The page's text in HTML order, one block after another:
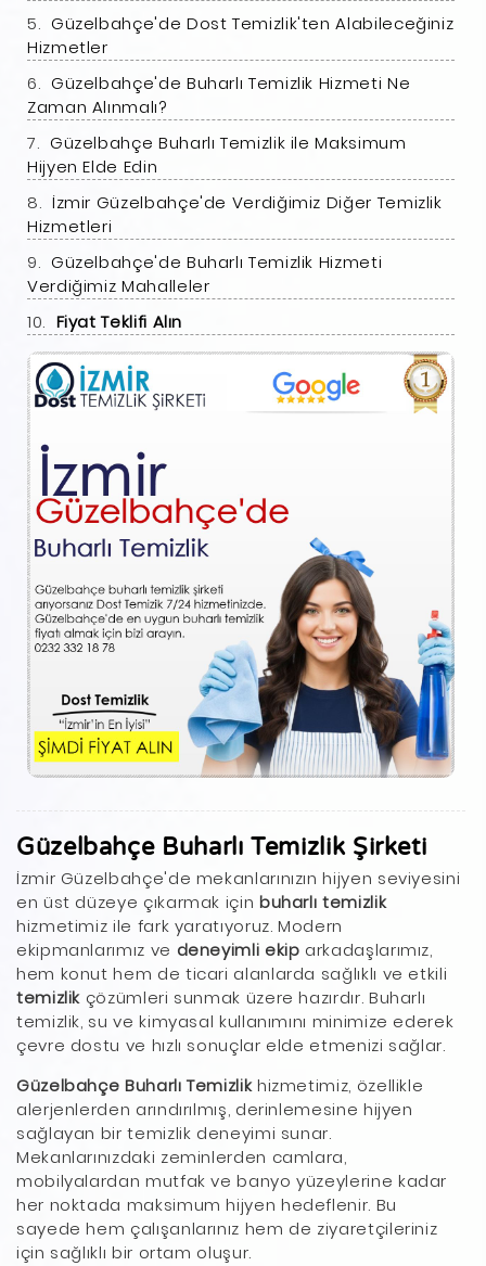
Güzelbahçe'de Dost Temizlik'ten Alabileceğiniz
Hizmetler
Güzelbahçe'de Buharlı Temizlik Hizmeti Ne
Zaman Alınmalı?
Güzelbahçe Buharlı Temizlik ile Maksimum
Hijyen Elde Edin
İzmir Güzelbahçe'de Verdiğimiz Diğer Temizlik
Hizmetleri
Güzelbahçe'de Buharlı Temizlik Hizmeti
Verdiğimiz Mahalleler
Fiyat Teklifi Alın
Güzelbahçe Buharlı Temizlik Şirketi
İzmir Güzelbahçe'de mekanlarınızın hijyen seviyesini
en üst düzeye çıkarmak için buharlı temizlik
hizmetimiz ile fark yaratıyoruz. Modern
ekipmanlarımız ve deneyimli ekip arkadaşlarımız,
hem konut hem de ticari alanlarda sağlıklı ve etkili
temizlik çözümleri sunmak üzere hazırdır. Buharlı
temizlik, su ve kimyasal kullanımını minimize ederek
çevre dostu ve hızlı sonuçlar elde etmenizi sağlar.
Güzelbahçe Buharlı Temizlikhizmetimiz, özellikle
alerjenlerden arındırılmış, derinlemesine hijyen
sağlayan bir temizlik deneyimi sunar.
Mekanlarınızdaki zeminlerden camlara,
mobilyalardan mutfak ve banyo yüzeylerine kadar
her noktada maksimum hijyen hedeflenir. Bu
sayede hem çalışanlarınız hem de ziyaretçileriniz
için sağlıklı bir ortam oluşur.